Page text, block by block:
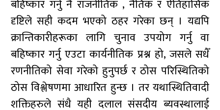
बहिष्कार गर्नु नै राजनीतिक , नैतिक र ऐतिहासिक
दृष्टिले सही कदम भएको ठहर गरेका छन् । यद्यपि
क्रान्तिकारीहरूका लागि चुनाव उपयोग गर्नु वा
बहिष्कार गर्नु एउटा कार्यनीतिक प्रश्न हो, जसले सधैँ
रणनीतिको सेवा गरेको हुनुपर्छ र ठोस परिस्थितिको
ठोस विश्लेषणमा आधारित हुन्छ । तर यथास्थितिवादी
शक्तिहरुले संधै यही दलाल संसदीय ब्यवस्थालाई